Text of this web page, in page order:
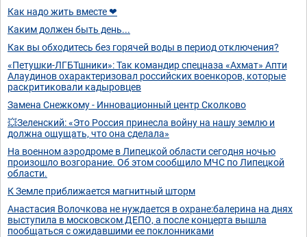
Как надо жить вместе ❤
Каким должен быть день...
Как вы обходитесь без горячей воды в период отключения?
«Петушки-ЛГБТшники»: Так командир спецназа «Ахмат» Апти
Алаудинов охарактеризовал российских военкоров, которые
раскритиковали кадыровцев
Замена Снежкому - Инновационный центр Сколково
💥Зеленский: «Это Россия принесла войну на нашу землю и
должна ощущать, что она сделала»
На военном аэродроме в Липецкой области сегодня ночью
произошло возгорание. Об этом сообщило МЧС по Липецкой
области.
К Земле приближается магнитный шторм
Анастасия Волочкова не нуждается в охране:балерина на днях
выступила в московском ДЕПО, а после концерта вышла
пообщаться с ожидавшими ее поклонниками